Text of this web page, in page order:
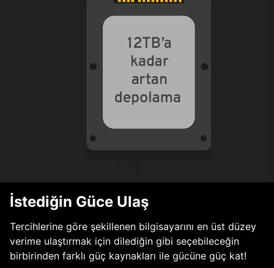
İstediğin Güce Ulaş
Tercihlerine göre şekillenen bilgisayarını en üst düzey
verime ulaştırmak için dilediğin gibi seçebileceğin
birbirinden farklı güç kaynakları ile gücüne güç kat!